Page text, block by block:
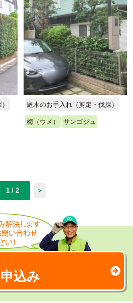
庭木のお手入れ（剪定・伐採）
梅（ウメ） サンゴジュ
1 / 2 ＞
込み